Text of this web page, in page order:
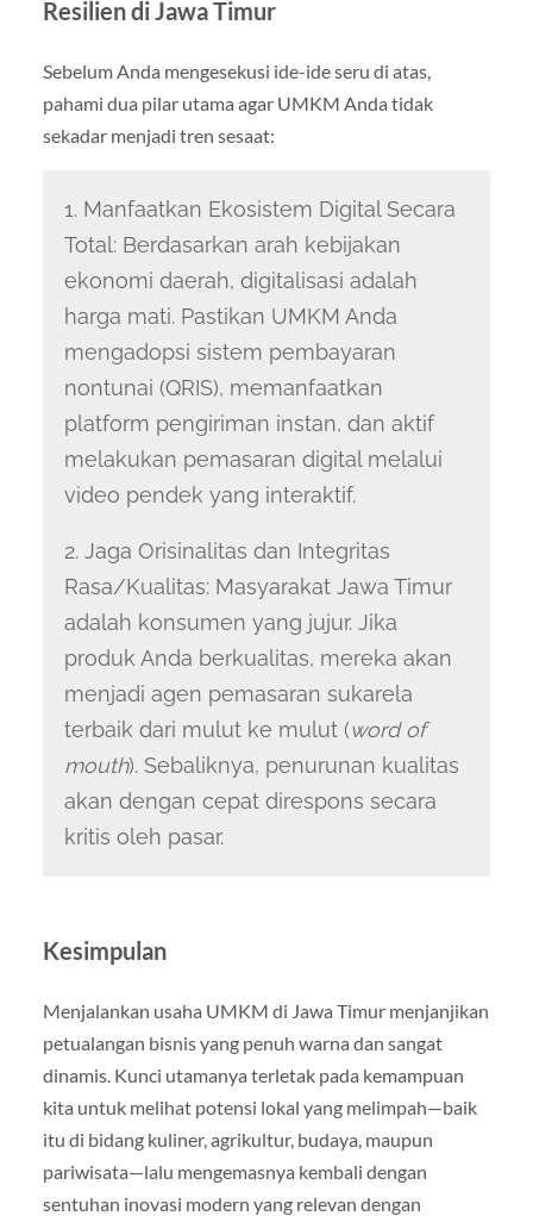
Resilien di Jawa Timur
Sebelum Anda mengesekusi ide-ide seru di atas,
pahami dua pilar utama agar UMKM Anda tidak
sekadar menjadi tren sesaat:
1. Manfaatkan Ekosistem Digital Secara
Total: Berdasarkan arah kebijakan
ekonomi daerah, digitalisasi adalah
harga mati. Pastikan UMKM Anda
mengadopsi sistem pembayaran
nontunai (QRIS), memanfaatkan
platform pengiriman instan, dan aktif
melakukan pemasaran digital melalui
video pendek yang interaktif.
2. Jaga Orisinalitas dan Integritas
Rasa/Kualitas: Masyarakat Jawa Timur
adalah konsumen yang jujur. Jika
produk Anda berkualitas, mereka akan
menjadi agen pemasaran sukarela
terbaik dari mulut ke mulut (word of
mouth). Sebaliknya, penurunan kualitas
akan dengan cepat direspons secara
kritis oleh pasar.
Kesimpulan
Menjalankan usaha UMKM di Jawa Timur menjanjikan
petualangan bisnis yang penuh warna dan sangat
dinamis. Kunci utamanya terletak pada kemampuan
kita untuk melihat potensi lokal yang melimpah—baik
itu di bidang kuliner, agrikultur, budaya, maupun
pariwisata—lalu mengemasnya kembali dengan
sentuhan inovasi modern yang relevan dengan